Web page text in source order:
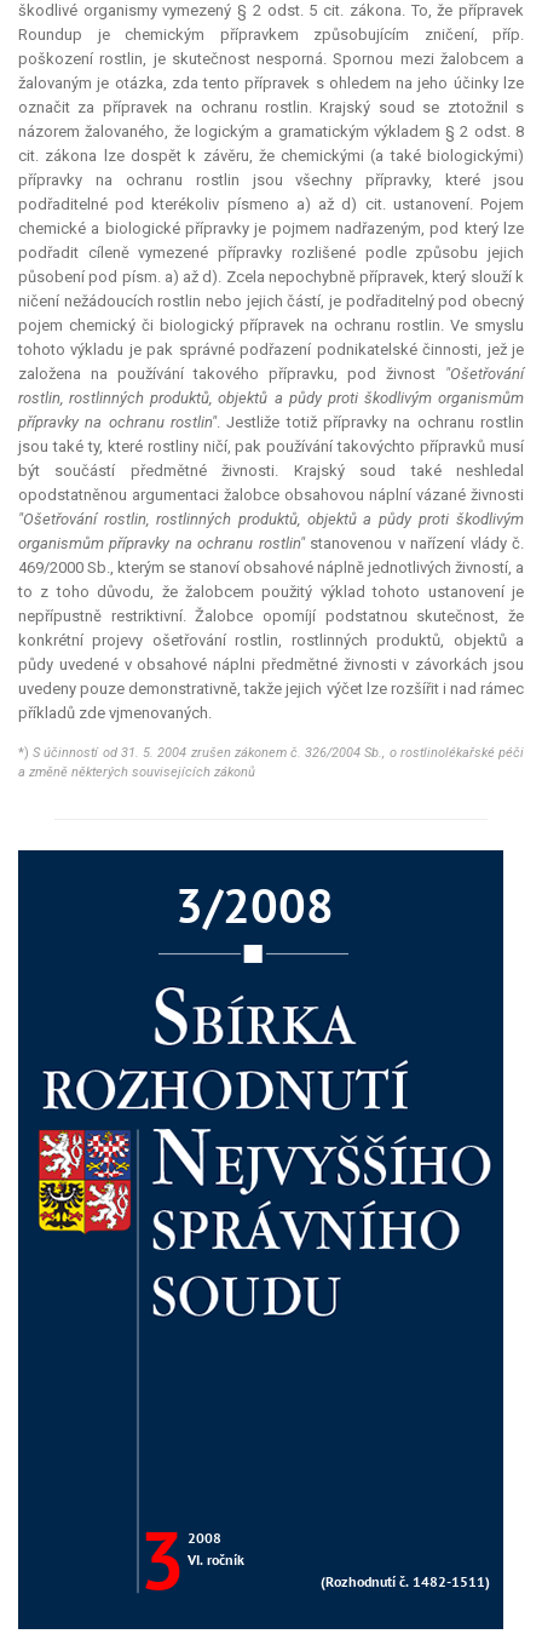
škodlivé organismy vymezený § 2 odst. 5 cit. zákona. To, že přípravek
Roundup je chemickým přípravkem způsobujícím zničení, příp.
poškození rostlin, je skutečnost nesporná. Spornou mezi žalobcem a
žalovaným je otázka, zda tento přípravek s ohledem na jeho účinky lze
označit za přípravek na ochranu rostlin. Krajský soud se ztotožnil s
názorem žalovaného, že logickým a gramatickým výkladem § 2 odst. 8
cit. zákona lze dospět k závěru, že chemickými (a také biologickými)
přípravky na ochranu rostlin jsou všechny přípravky, které jsou
podřaditelné pod kterékoliv písmeno a) až d) cit. ustanovení. Pojem
chemické a biologické přípravky je pojmem nadřazeným, pod který lze
podřadit cíleně vymezené přípravky rozlišené podle způsobu jejich
působení pod písm. a) až d). Zcela nepochybně přípravek, který slouží k
ničení nežádoucích rostlin nebo jejich částí, je podřaditelný pod obecný
pojem chemický či biologický přípravek na ochranu rostlin. Ve smyslu
tohoto výkladu je pak správné podřazení podnikatelské činnosti, jež je
založena na používání takového přípravku, pod živnost "Ošetřování
rostlin, rostlinných produktů, objektů a půdy proti škodlivým organismům
přípravky na ochranu rostlin". Jestliže totiž přípravky na ochranu rostlin
jsou také ty, které rostliny ničí, pak používání takovýchto přípravků musí
být součástí předmětné živnosti. Krajský soud také neshledal
opodstatněnou argumentaci žalobce obsahovou náplní vázané živnosti
"Ošetřování rostlin, rostlinných produktů, objektů a půdy proti škodlivým
organismům přípravky na ochranu rostlin"stanovenou v nařízení vlády č.
469/2000 Sb., kterým se stanoví obsahové náplně jednotlivých živností, a
to z toho důvodu, že žalobcem použitý výklad tohoto ustanovení je
nepřípustně restriktivní. Žalobce opomíjí podstatnou skutečnost, že
konkrétní projevy ošetřování rostlin, rostlinných produktů, objektů a
půdy uvedené v obsahové náplni předmětné živnosti v závorkách jsou
uvedeny pouze demonstrativně, takže jejich výčet lze rozšířit i nad rámec
příkladů zde vjmenovaných.
*)S účinností od 31. 5. 2004 zrušen zákonem č. 326/2004 Sb., o rostlinolékařské péči
a změně některých souvisejících zákonů